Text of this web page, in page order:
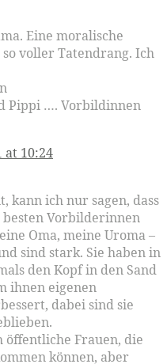
Eine moralische
so voller Tatendrang. Ich
Pippi …. Vorbildinnen
at 10:24
kann ich nur sagen, dass
Vorbilderinnen
Oma, meine Uroma –
sind stark. Sie haben in
den Kopf in den Sand
ihnen eigenen
dabei sind sie
öffentliche Frauen, die
können, aber